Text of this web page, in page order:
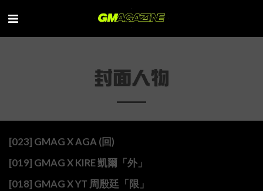
封面人物
[023] GMAG X AGA (回)
[019] GMAG X KIRE 凱爾「外」
[018] GMAG X YT 周殷廷「限」